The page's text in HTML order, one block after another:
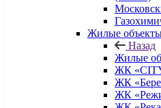
Жилые
Назад
Жилые
ЖК
ЖК
ЖК